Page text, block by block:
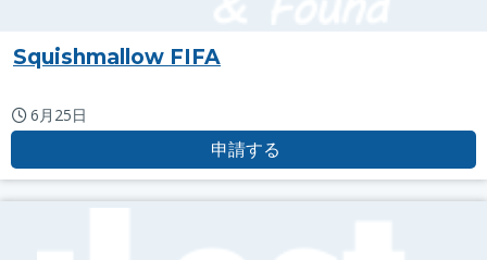
Squishmallow FIFA
6月25日
申請する